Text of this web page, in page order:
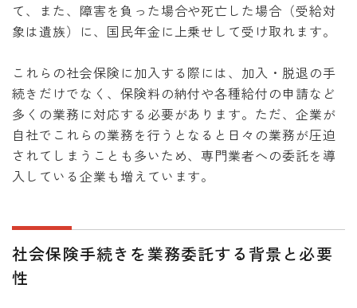
て、また、障害を負った場合や死亡した場合（受給対
象は遺族）に、国民年金に上乗せして受け取れます。
これらの社会保険に加入する際には、加入・脱退の手
続きだけでなく、保険料の納付や各種給付の申請など
多くの業務に対応する必要があります。ただ、企業が
自社でこれらの業務を行うとなると日々の業務が圧迫
されてしまうことも多いため、専門業者への委託を導
入している企業も増えています。
社会保険手続きを業務委託する背景と必要
性